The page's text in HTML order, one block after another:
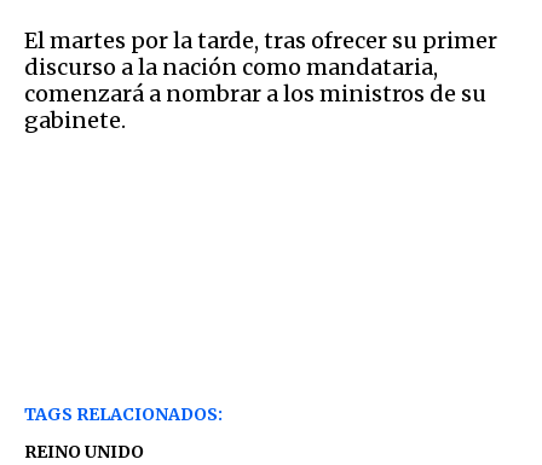
El martes por la tarde, tras ofrecer su primer
discurso a la nación como mandataria,
comenzará a nombrar a los ministros de su
gabinete.
TAGS RELACIONADOS:
REINO UNIDO